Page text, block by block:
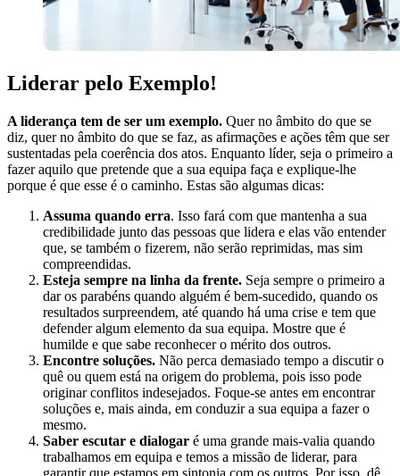
Liderar pelo Exemplo!
A liderança tem de ser um exemplo. Quer no âmbito do que se
diz, quer no âmbito do que se faz, as afirmações e ações têm que ser
sustentadas pela coerência dos atos. Enquanto líder, seja o primeiro a
fazer aquilo que pretende que a sua equipa faça e explique-lhe
porque é que esse é o caminho. Estas são algumas dicas:
Assuma quando erra. Isso fará com que mantenha a sua
credibilidade junto das pessoas que lidera e elas vão entender
que, se também o fizerem, não serão reprimidas, mas sim
compreendidas.
Esteja sempre na linha da frente. Seja sempre o primeiro a
dar os parabéns quando alguém é bem-sucedido, quando os
resultados surpreendem, até quando há uma crise e tem que
defender algum elemento da sua equipa. Mostre que é
humilde e que sabe reconhecer o mérito dos outros.
Encontre soluções. Não perca demasiado tempo a discutir o
quê ou quem está na origem do problema, pois isso pode
originar conflitos indesejados. Foque-se antes em encontrar
soluções e, mais ainda, em conduzir a sua equipa a fazer o
mesmo.
Saber escutar e dialogar é uma grande mais-valia quando
trabalhamos em equipa e temos a missão de liderar, para